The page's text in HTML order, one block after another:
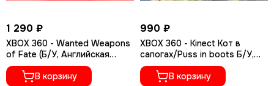
1 290 ₽
XBOX 360 - Wanted Weapons
of Fate (Б/У, Английская
версия)
В корзину
990 ₽
XBOX 360 - Kinect Кот в
сапогах/Puss in boots Б/У,
Без обложки (Русские
субтитры)В корзину